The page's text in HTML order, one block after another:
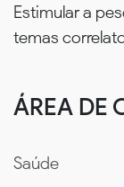
Estimular a
temas
ÁREA DE
Saúde